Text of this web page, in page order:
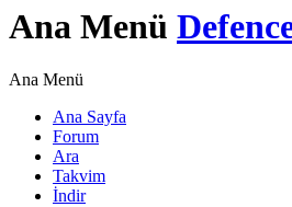
Ana Menü
Ana Menü
Ana Sayfa
Forum
Ara
Takvim
İndir